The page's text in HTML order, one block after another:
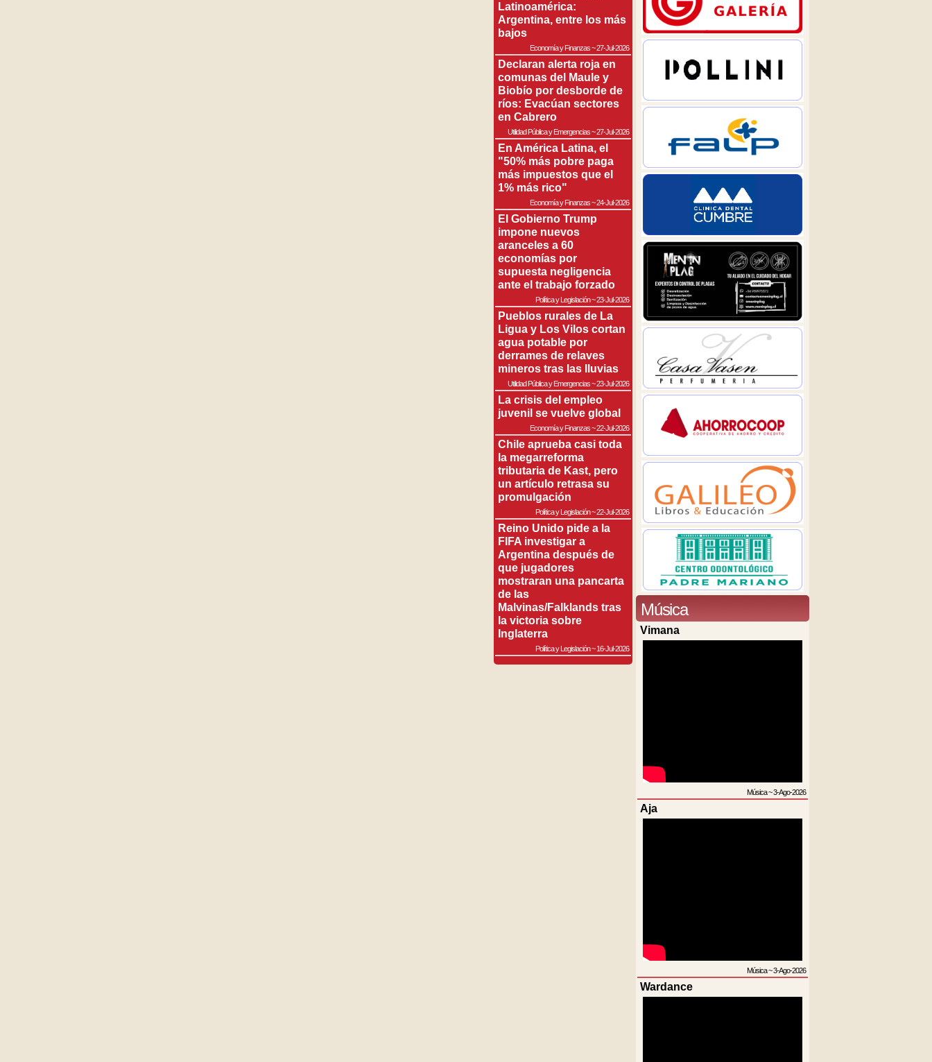
Latinoamérica:
Argentina, entre los más
bajos
Economía y Finanzas~27-Jul-2026
Declaran alerta roja en
comunas del Maule y
Biobío por desborde de
ríos: Evacúan sectores
en Cabrero
Utilidad Pública y Emergencias~27-Jul-2026
En América Latina, el
"50% más pobre paga
más impuestos que el
1% más rico"
Economía y Finanzas~24-Jul-2026
El Gobierno Trump
impone nuevos
aranceles a 60
economías por
supuesta negligencia
ante el trabajo forzado
Política y Legislación~23-Jul-2026
Pueblos rurales de La
Ligua y Los Vilos cortan
agua potable por
derrames de relaves
mineros tras las lluvias
Utilidad Pública y Emergencias~23-Jul-2026
La crisis del empleo
juvenil se vuelve global
Economía y Finanzas~22-Jul-2026
Chile aprueba casi toda
la megarreforma
tributaria de Kast, pero
un artículo retrasa su
promulgación
Política y Legislación~22-Jul-2026
Reino Unido pide a la
FIFA investigar a
Argentina después de
que jugadores
mostraran una pancarta
de las
Malvinas/Falklands tras
la victoria sobre
Inglaterra
Política y Legislación~16-Jul-2026
Música
Vimana
Música~3-Ago-2026
Aja
Música~3-Ago-2026
Wardance